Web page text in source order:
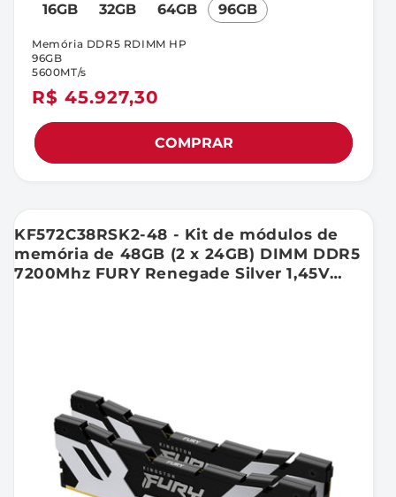
16GB 32GB 64GB 96GB
Preço
normal
R$ 45.927,30
Memória DDR5 RDIMM HP
96GB
5600MT/s
COMPRAR
KF572C38RSK2-48 - Kit de módulos de
memória de 48GB (2 x 24GB) DIMM DDR5
7200Mhz FURY Renegade Silver 1,45V